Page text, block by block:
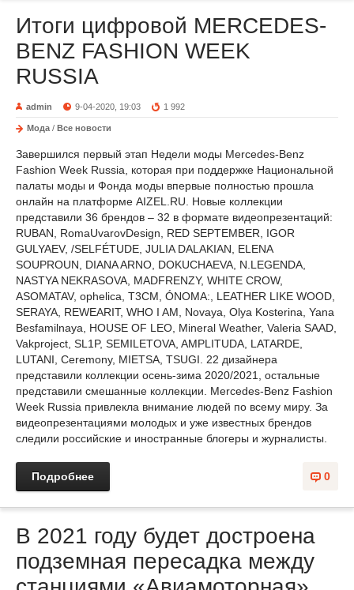
Итоги цифровой MERCEDES-
BENZ FASHION WEEK
RUSSIA
admin 9-04-2020, 19:03 1 992
Мода / Все новости
Завершился первый этап Недели моды Mercedes-Benz
Fashion Week Russia, которая при поддержке Национальной
палаты моды и Фонда моды впервые полностью прошла
онлайн на платформе AIZEL.RU. Новые коллекции
представили 36 брендов – 32 в формате видеопрезентаций:
RUBAN, RomaUvarovDesign, RED SEPTEMBER, IGOR
GULYAEV, /SELFÉTUDE, JULIA DALAKIAN, ELENA
SOUPROUN, DIANA ARNO, DOKUCHAEVA, N.LEGENDA,
NASTYA NEKRASOVA, MADFRENZY, WHITE CROW,
ASOMATAV, ophelica, T3CM, ÓNOMA:, LEATHER LIKE WOOD,
SERAYA, REWEARIT, WHO I AM, Novaya, Olya Kosterina, Yana
Besfamilnaya, HOUSE OF LEO, Mineral Weather, Valeria SAAD,
Vakproject, SL1P, SEMILETOVA, AMPLITUDA, LATARDE,
LUTANI, Ceremony, MIETSA, TSUGI. 22 дизайнера
представили коллекции осень-зима 2020/2021, остальные
представили смешанные коллекции. Mercedes-Benz Fashion
Week Russia привлекла внимание людей по всему миру. За
видеопрезентациями молодых и уже известных брендов
следили российские и иностранные блогеры и журналисты.
0
Подробнее
В 2021 году будет достроена
подземная пересадка между